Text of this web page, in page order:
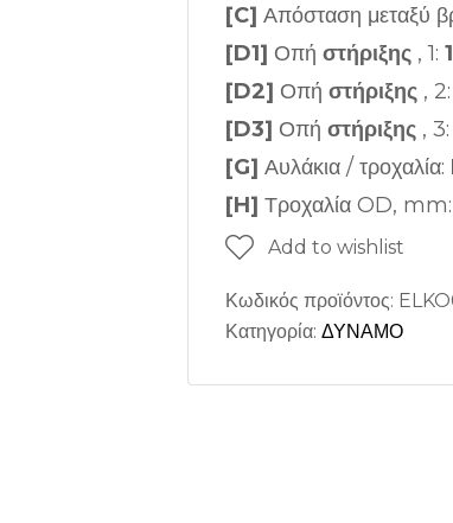
[C] Απόσταση μεταξύ
[D1] Οπή στήριξης , 1:
[D2] Οπή στήριξης , 2:
[D3] Οπή στήριξης , 3:
[G] Αυλάκια / τροχαλία:
[H] Τροχαλία OD, mm:
Add to wishlist
Κωδικός προϊόντος:
Κατηγορία: ΔΥΝΑΜΟ